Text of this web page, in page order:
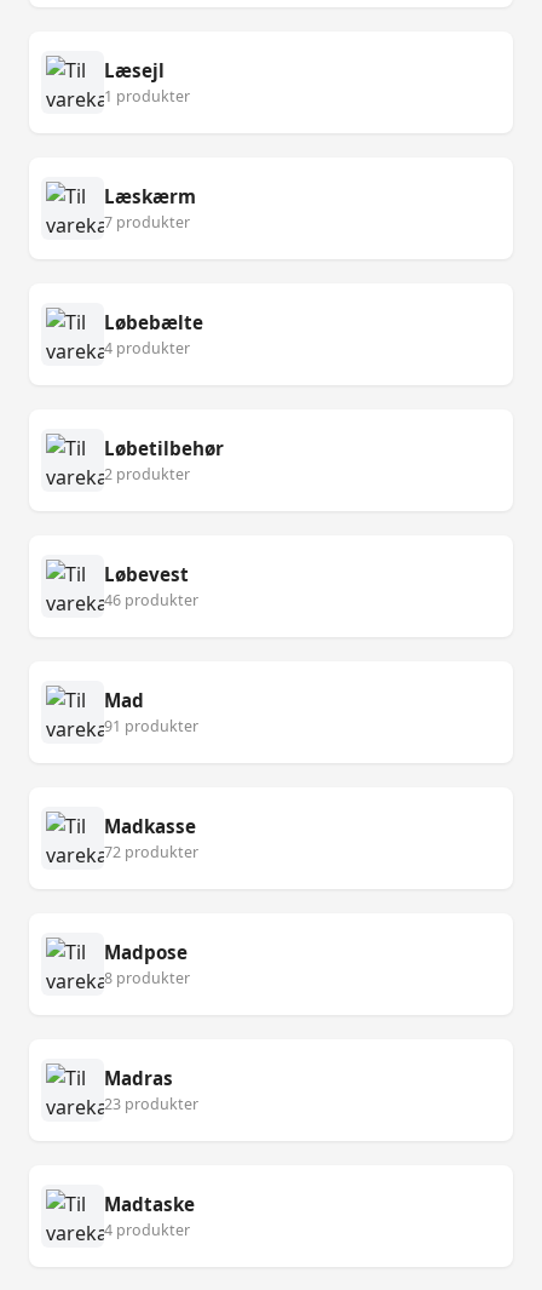
Læsejl
1 produkter
Læskærm
7 produkter
Løbebælte
4 produkter
Løbetilbehør
2 produkter
Løbevest
46 produkter
Mad
91 produkter
Madkasse
72 produkter
Madpose
8 produkter
Madras
23 produkter
Madtaske
4 produkter